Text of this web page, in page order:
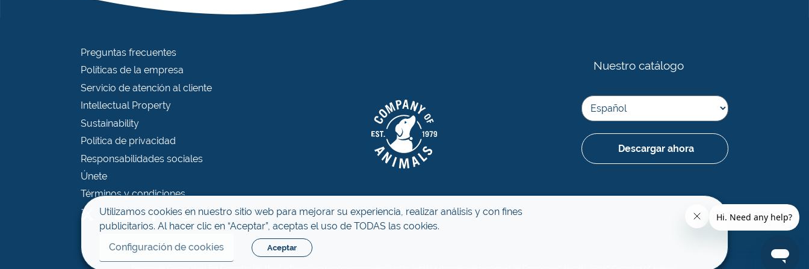
Preguntas frecuentes
Políticas de la empresa
Servicio de atención al cliente
Intellectual Property
Sustainability
Política de privacidad
Responsabilidades sociales
Únete
Términos y condiciones
Nuestro catálogo
Descargar ahora
Utilizamos cookies en nuestro sitio web para mejorar su experiencia, realizar análisis y con fines
publicitarios. Al hacer clic en “Aceptar”, aceptas el uso de TODAS las cookies.
Configuración de cookies
Aceptar